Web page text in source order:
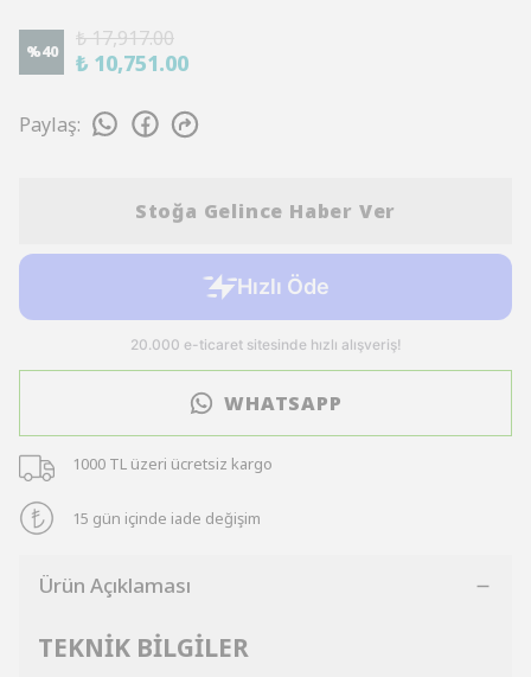
%40
₺ 17,917.00
₺ 10,751.00
Paylaş:
Stoğa Gelince Haber Ver
WHATSAPP
1000 TL üzeri ücretsiz kargo
15 gün içinde iade değişim
Ürün Açıklaması
TEKNİK BİLGİLER